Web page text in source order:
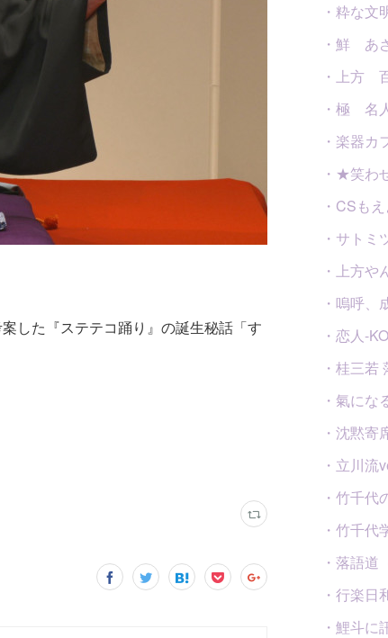
した『ステテコ踊り』の誕生秘話「す
・粋な文
・鮮 あ
・上方
・極 名
・楽器カ
・★笑わ
・CSも
・サト
・上方や
・嗚呼、
・恋人-
・桂三若
・氣にな
・沈黙寄
・立川流
・竹千代
・竹千代
・落語道
・行楽日
・鯉斗に